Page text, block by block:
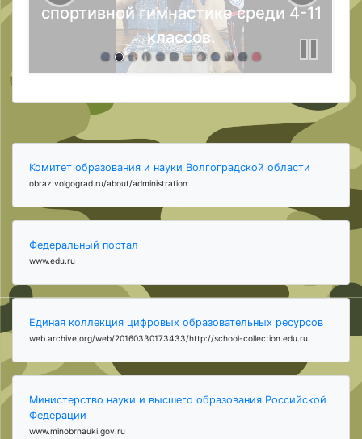
спортивной гимнастике среди 4-11
классов.
Комитет образования и науки Волгоградской области
obraz.volgograd.ru/about/administration
Федеральный портал
www.edu.ru
Единая коллекция цифровых образовательных ресурсов
web.archive.org/web/20160330173433/http://school-collection.edu.ru
Министерство науки и высшего образования Российской
Федерации
www.minobrnauki.gov.ru